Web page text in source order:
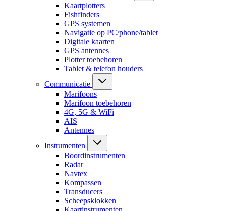
Kaartplotters
Fishfinders
GPS systemen
Navigatie op PC/phone/tablet
Digitale kaarten
GPS antennes
Plotter toebehoren
Tablet & telefon houders
Communicatie
Marifoons
Marifoon toebehoren
4G, 5G & WiFi
AIS
Antennes
Instrumenten
Boordinstrumenten
Radar
Navtex
Kompassen
Transducers
Scheepsklokken